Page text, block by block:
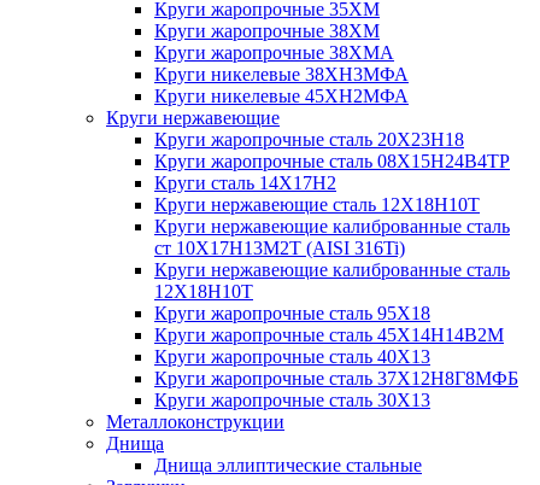
Круги жаропрочные 35ХМ
Круги жаропрочные 38ХМ
Круги жаропрочные 38ХМА
Круги никелевые 38XH3MФА
Круги никелевые 45ХН2МФА
Круги нержавеющие
Круги жаропрочные сталь 20Х23Н18
Круги жаропрочные сталь 08Х15Н24В4ТР
Круги сталь 14Х17Н2
Круги нержавеющие сталь 12Х18Н10Т
Круги нержавеющие калиброванные сталь
ст 10Х17Н13М2Т (AISI 316Ti)
Круги нержавеющие калиброванные сталь
12Х18Н10Т
Круги жаропрочные сталь 95Х18
Круги жаропрочные сталь 45Х14Н14В2М
Круги жаропрочные сталь 40Х13
Круги жаропрочные сталь 37Х12Н8Г8МФБ
Круги жаропрочные сталь 30Х13
Металлоконструкции
Днища
Днища эллиптические стальные